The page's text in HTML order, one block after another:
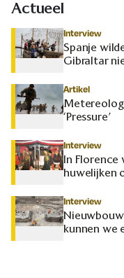
Actueel
Interview
Spanje
Gibraltar
Artikel
‘Pressure’
Interview
In Florence
huwelijken
Interview
kunnen we